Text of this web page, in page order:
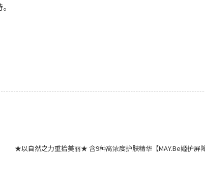
★以自然之力重拾美丽★ 含9种高浓度护肤精华【MAY.Be姬护屏